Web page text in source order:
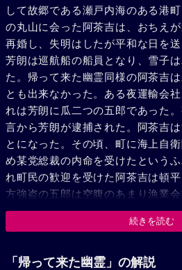
して故郷である瀬戸内海のある港
の丸山に会った阿茶吉は、おちえ
再婚し、失明はしたが平和な日を
芳朗は巡航船の船員となり、雪子
た。帰って来た幽霊同様の阿茶吉
とも出来なかった。ある夜運輸会
れは芳朗に瓜二つの五郎であった
言から芳朗が逮捕された。阿茶吉
とになった。その頃、町に海上自
め某党総裁の内命を受けたという
れ町民の歓迎を受けた阿茶吉は頓
方強盗の五郎は空腹のあまり漁業
ころを阿茶吉に捕えられた。阿茶
した。芳朗は釈放された。阿茶吉
然おちえにあった。おちえも見え
続きを読む
「帰って来た幽霊」の解説